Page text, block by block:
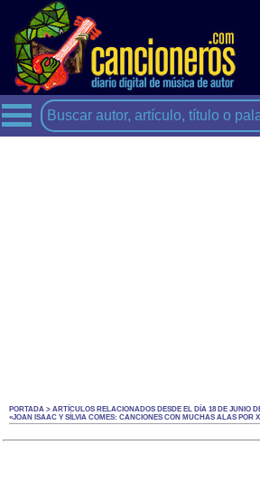
PORTADA > ARTÍCULOS RELACIONADOS DESDE EL DÍA 18 DE JUNIO
«JOAN ISAAC Y SÍLVIA COMES: CANCIONES CON MUCHAS ALAS POR